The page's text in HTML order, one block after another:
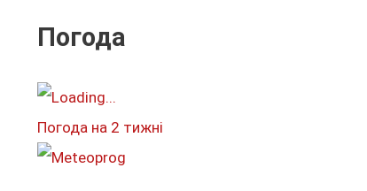
к
т
:
Погода
Погода на 2 тижні